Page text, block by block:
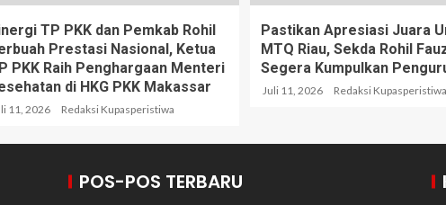
TP PKK dan Pemkab Rohil
Prestasi Nasional, Ketua
PKK Raih Penghargaan Menteri
di HKG PKK Makassar
11, 2026 Redaksi Kupasperistiwa
Pastikan Apresiasi Juara
MTQ Riau, Sekda Rohil
Segera Kumpulkan
Juli 11, 2026 Redaksi Kupasperistiwa
POS-POS TERBARU